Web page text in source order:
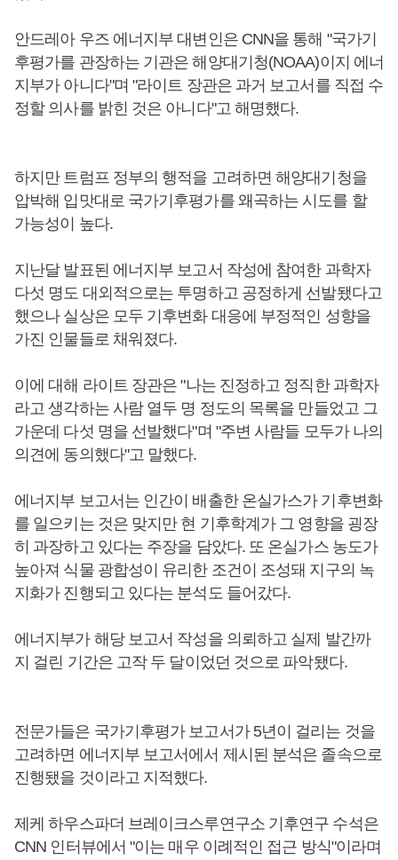
안드레아 우즈 에너지부 대변인은 CNN을 통해 "국가기
후평가를 관장하는 기관은 해양대기청(NOAA)이지 에너
지부가 아니다"며 "라이트 장관은 과거 보고서를 직접 수
정할 의사를 밝힌 것은 아니다"고 해명했다.
하지만 트럼프 정부의 행적을 고려하면 해양대기청을
압박해 입맛대로 국가기후평가를 왜곡하는 시도를 할
가능성이 높다.
지난달 발표된 에너지부 보고서 작성에 참여한 과학자
다섯 명도 대외적으로는 투명하고 공정하게 선발됐다고
했으나 실상은 모두 기후변화 대응에 부정적인 성향을
가진 인물들로 채워졌다.
이에 대해 라이트 장관은 "나는 진정하고 정직한 과학자
라고 생각하는 사람 열두 명 정도의 목록을 만들었고 그
가운데 다섯 명을 선발했다"며 "주변 사람들 모두가 나의
의견에 동의했다"고 말했다.
에너지부 보고서는 인간이 배출한 온실가스가 기후변화
를 일으키는 것은 맞지만 현 기후학계가 그 영향을 굉장
히 과장하고 있다는 주장을 담았다. 또 온실가스 농도가
높아져 식물 광합성이 유리한 조건이 조성돼 지구의 녹
지화가 진행되고 있다는 분석도 들어갔다.
에너지부가 해당 보고서 작성을 의뢰하고 실제 발간까
지 걸린 기간은 고작 두 달이었던 것으로 파악됐다.
전문가들은 국가기후평가 보고서가 5년이 걸리는 것을
고려하면 에너지부 보고서에서 제시된 분석은 졸속으로
진행됐을 것이라고 지적했다.
제케 하우스파더 브레이크스루연구소 기후연구 수석은
CNN 인터뷰에서 "이는 매우 이례적인 접근 방식"이라며